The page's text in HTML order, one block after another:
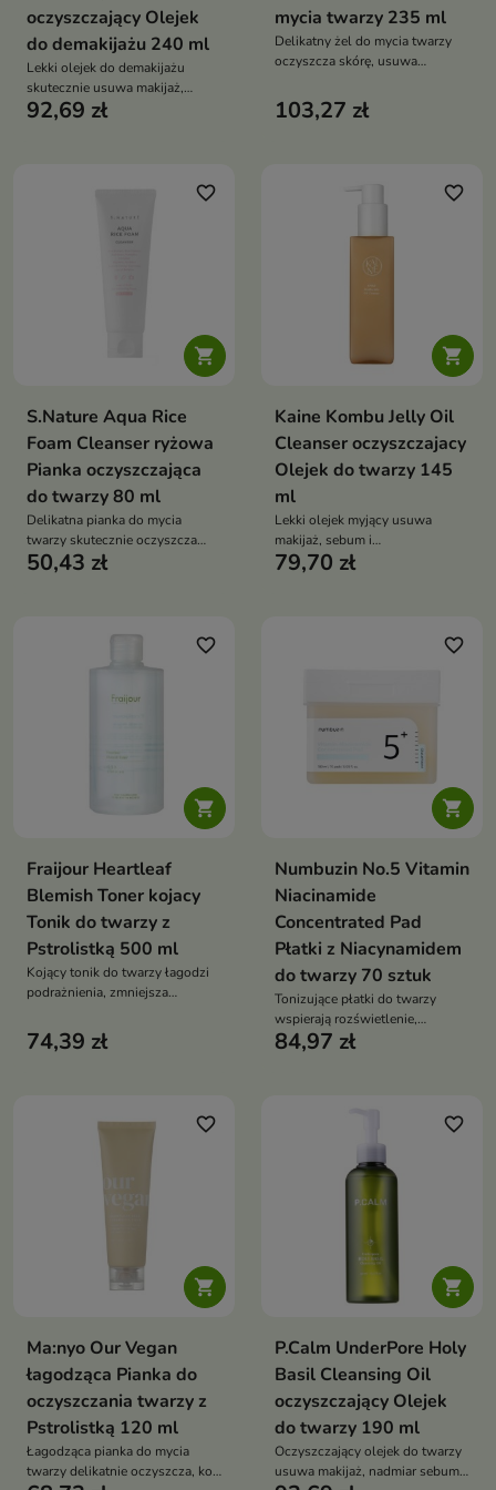
oczyszczający Olejek
do demakijażu 240 ml
Lekki olejek do demakijażu
skutecznie usuwa makijaż,
sebum i zanieczyszczenia,
arganowym i z pestek winogron
odżywia, zmiękcza oraz chroni
przed przesuszeniem
92,69 zł
mycia twarzy 235 ml
Delikatny żel do mycia twarzy
oczyszcza skórę, usuwa
pielęgnację cery
problematycznej. Formuła z
skórę i ograniczać uczucie
103,27 zł

favorite_border
S.Nature Aqua Rice
Foam Cleanser ryżowa
Pianka oczyszczająca
do twarzy 80 ml
Delikatna pianka do mycia
twarzy skutecznie oczyszcza
skórę z sebum i zanieczyszczeń,
odżywia, nawilża, wygładza i
wspiera komfort skóry wrażliwej
50,43 zł

favorite_border
Kaine Kombu Jelly Oil
Cleanser oczyszczajacy
Olejek do twarzy 145
ml
Lekki olejek myjący usuwa
makijaż, sebum i
zanieczyszczenia, wspierając
słonecznikowym, pantenolem,
figą, wąkrotą azjatycką, kwasem
79,70 zł

favorite_border
Fraijour Heartleaf
Blemish Toner kojacy
Tonik do twarzy z
Pstrolistką 500 ml
Kojący tonik do twarzy łagodzi
podrażnienia, zmniejsza
pielęgnację skóry
problematycznej. Formuła z
herbatą i drzewem herbacianym
nawilża, odświeża i wspiera
74,39 zł

favorite_border
Numbuzin No.5 Vitamin
Niacinamide
Concentrated Pad
Płatki z Niacynamidem
do twarzy 70 sztuk
Tonizujące płatki do twarzy
wspierają rozświetlenie,
wygładzenie i wyrównanie
redukować przebarwienia,
niedoskonałości oraz
widoczność porów
84,97 zł

favorite_border
Ma:nyo Our Vegan
łagodząca Pianka do
oczyszczania twarzy z
Pstrolistką 120 ml
Łagodząca pianka do mycia
twarzy delikatnie oczyszcza, koi

favorite_border
P.Calm UnderPore Holy
Basil Cleansing Oil
oczyszczający Olejek
do twarzy 190 ml
Oczyszczający olejek do twarzy
usuwa makijaż, nadmiar sebum i